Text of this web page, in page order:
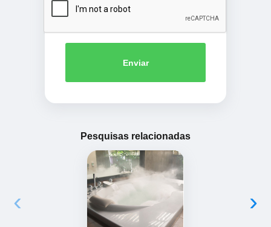
Enviar
Pesquisas relacionadas
‹ ›